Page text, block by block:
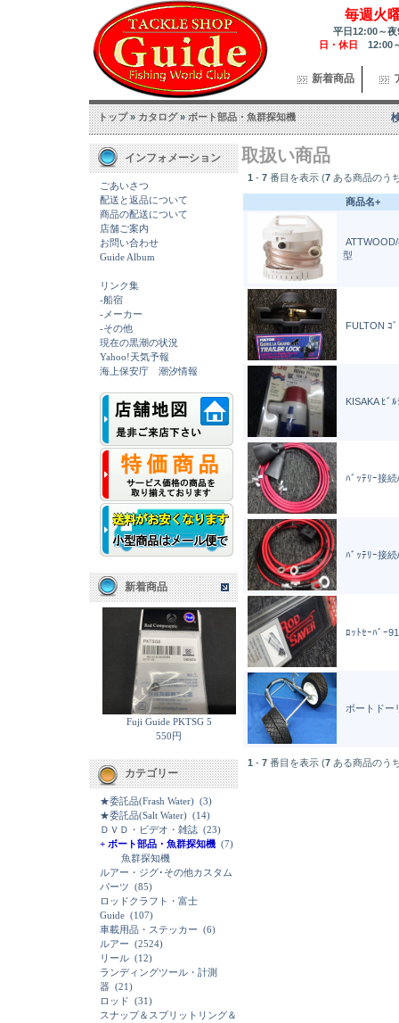
毎週火
平日12:00～
日・休日 12:00
新着商品
トップ»カタログ»ボート部品・魚群探知機
インフォメーション
ごあいさつ
配送と返品について
商品の配送について
店舗ご案内
お問い合わせ
Guide Album
リンク集
-船宿
-メーカー
-その他
現在の黒潮の状況
Yahoo!天気予報
海上保安庁 潮汐情報
新着商品
Fuji Guide PKTSG 5
550円
カテゴリー
★委託品(Frash Water) (3)
★委託品(Salt Water) (14)
ＤＶＤ・ビデオ・雑誌 (23)
+ ボート部品・魚群探知機 (7)
魚群探知機
ルアー・ジグ･その他カスタム
パーツ (85)
ロッドクラフト・富士
Guide (107)
車載用品・ステッカー (6)
ルアー (2524)
リール (12)
ランディングツール・計測
器 (21)
ロッド (31)
スナップ＆スプリットリング＆
取扱い商品
1 - 7 番目を表示 (7 ある商品のう
商品名+
型
FULTON ｺ
KISAKA ﾋﾞ
ﾊﾞｯﾃﾘｰ接
ﾊﾞｯﾃﾘｰ接
ﾛｯﾄｾｰﾊﾞｰ
ボートドー
1 - 7 番目を表示 (7 ある商品のう